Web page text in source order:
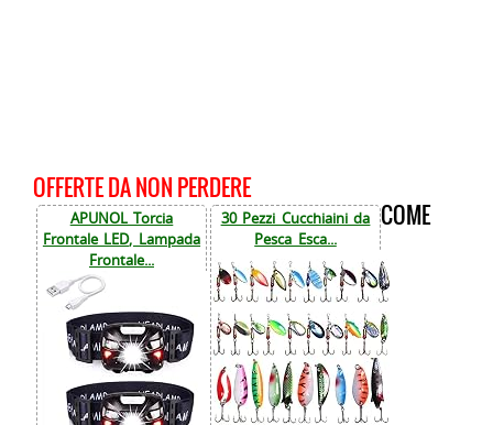
OFFERTE DA NON PERDERE
APUNOL Torcia
Frontale LED, Lampada
Frontale...
30 Pezzi Cucchiaini da
Pesca Esca...
COME